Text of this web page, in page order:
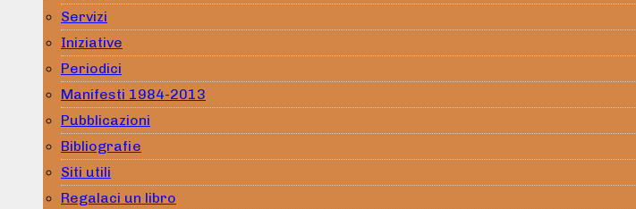
Servizi
Iniziative
Periodici
Manifesti 1984-2013
Pubblicazioni
Bibliografie
Siti utili
Regalaci un libro